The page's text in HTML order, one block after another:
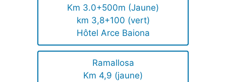
Km 3.0+500m (Jaune)
km 3,8+100 (vert)
Hôtel Arce Baiona
Ramallosa
Km 4,9 (jaune)